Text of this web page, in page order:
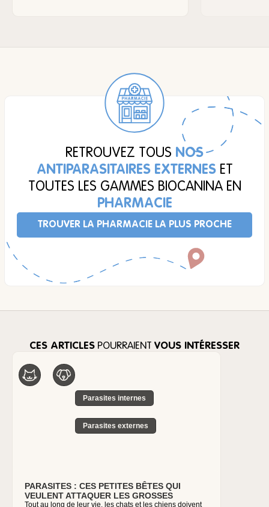
RETROUVEZ TOUS NOS
ANTIPARASITAIRES EXTERNESET
TOUTES LES GAMMES BIOCANINA EN
PHARMACIE
TROUVER LA PHARMACIE LA PLUS PROCHE
CES ARTICLES POURRAIENT VOUS INTÉRESSER
Parasites internes
Parasites externes
PARASITES : CES PETITES BÊTES QUI
VEULENT ATTAQUER LES GROSSES
Tout au long de leur vie, les chats et les chiens doivent